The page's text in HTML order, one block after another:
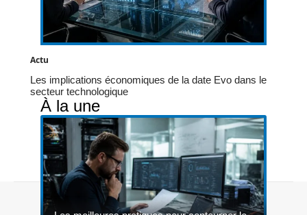
Actu
Les implications économiques de la date Evo dans le
secteur technologique
À la une
Contact Mentions légales Sitemap